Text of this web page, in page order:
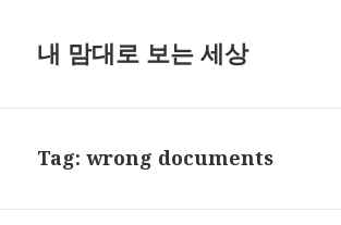
내 맘대로 보는 세상
Tag:wrong documents